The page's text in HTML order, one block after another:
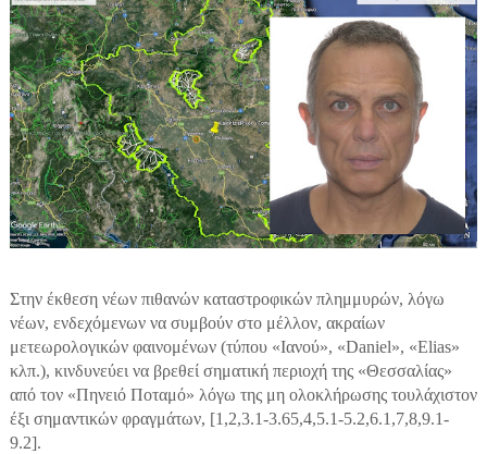
Στην έκθεση νέων πιθανών καταστροφικών πλημμυρών, λόγω
νέων, ενδεχόμενων να συμβούν στο μέλλον, ακραίων
μετεωρολογικών φαινομένων (τύπου «Ιανού», «Daniel», «Elias»
κλπ.), κινδυνεύει να βρεθεί σηματική περιοχή της «Θεσσαλίας»
από τον «Πηνειό Ποταμό» λόγω της μη ολοκλήρωσης τουλάχιστον
έξι σημαντικών φραγμάτων, [1,2,3.1-3.65,4,5.1-5.2,6.1,7,8,9.1-
9.2].